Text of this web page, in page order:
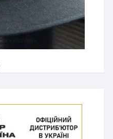
«Козуля»